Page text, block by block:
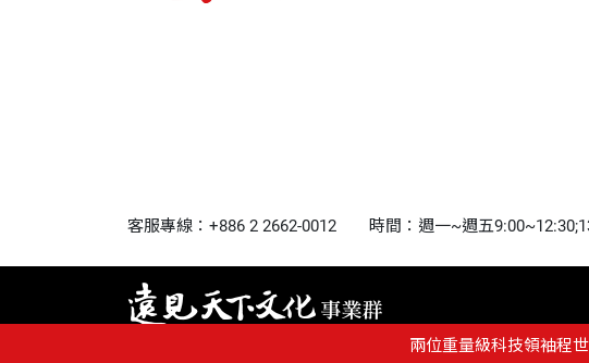
客服專線：+886 2 2662-0012 時間：週一~週五
兩位重量級科技領袖程